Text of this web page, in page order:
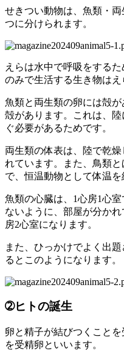
せきつい動物は、魚類・
つに分けられます。
えらは水中で呼吸をする
のみで生活する生き物はえ
魚類と両生類の卵には殻
殻があります。これは、
ぐ必要があるためです。
両生類の体表は、陸で乾
れています。また、鳥類
で、恒温動物として体温を
魚類の心臓は、1心房1心
ないように、部屋が分か
房2心室になります。
また、ひっかけでよく出
るとこのようになります。
➁ヒトの誕生
卵と精子が結びつくこと
を受精卵といいます。